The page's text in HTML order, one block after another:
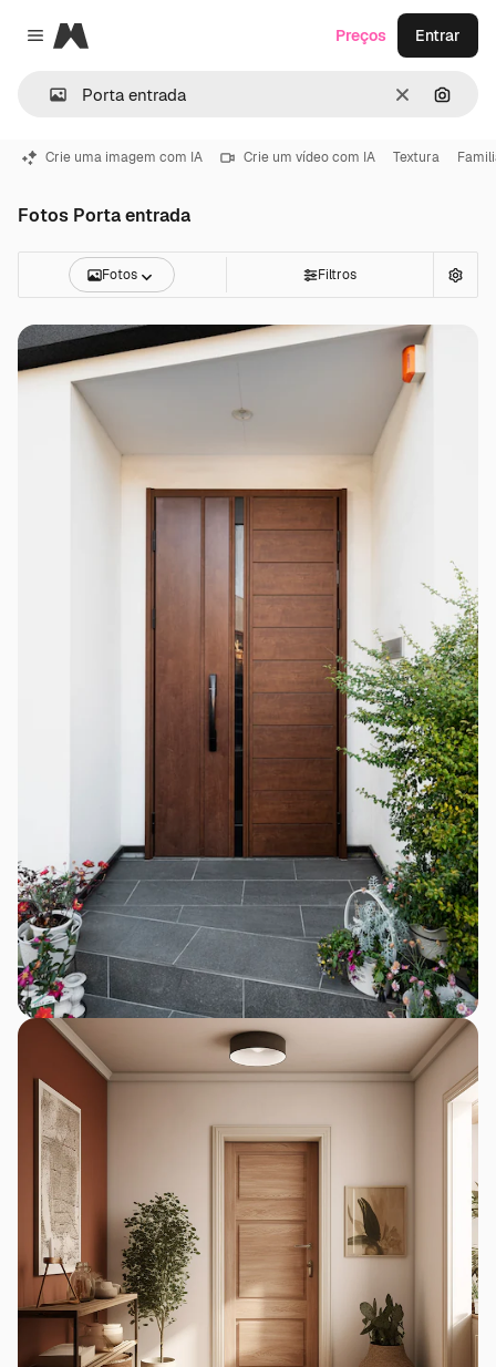
Close menu
Magnific
Limpar
Preços Entrar
Crie uma imagem com IA Crie um vídeo com IA Textura
Fotos Porta entrada
Fotos Filtros